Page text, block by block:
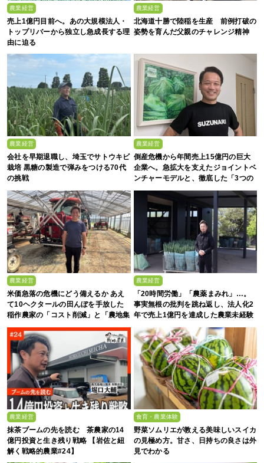
農業経営
売上1億円目前へ。あの大規模法人・
トップリバーから独立し急成長する理
由に迫る
農業経営
北海道十勝で陸稲を生産 前例打破の
姿勢を育んだ父親のチャレンジ精神
農業経営
会社を早期退職し、埼玉でサトウキビ
栽培 黒糖の製造で弾みをつける70代
の挑戦
農業経営
倒産危機から年間売上15億円の巨大
企業へ。急拡大を支えたジョイントベ
ンチャーモデルと、徹底した「3つの
ルール」
農業経営
米価急落の危機にどう備えるか あえ
て10ヘクタールの田んぼを手放した
稲作農家の「コスト削減」と「農地集
農業経営
「20時間労働」「農薬まみれ」…。
事実無根の批判を跳ね返し、法人化2
年で売上1億円を達成した農業未経験
農業経営
抹茶ブームの先を読む 茶農家の14
億円投資と生き残り戦略 【岩佐と紐
解く戦略的農業#24】
食育・農業体験
野菜ソムリエが教える美味しいスイカ
の見極め方。甘さ、日持ちの良さは外
見でわかる